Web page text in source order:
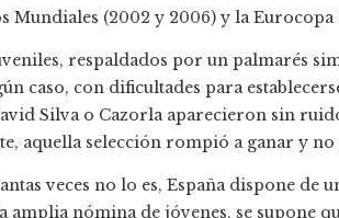
Mundiales (2002 y 2006) y la Eurocopa
respaldados por un palmarés
caso, con dificultades para
Silva o Cazorla aparecieron sin
aquella selección rompió a ganar y no
veces no lo es, España dispone de
amplia nómina de jóvenes, se supone